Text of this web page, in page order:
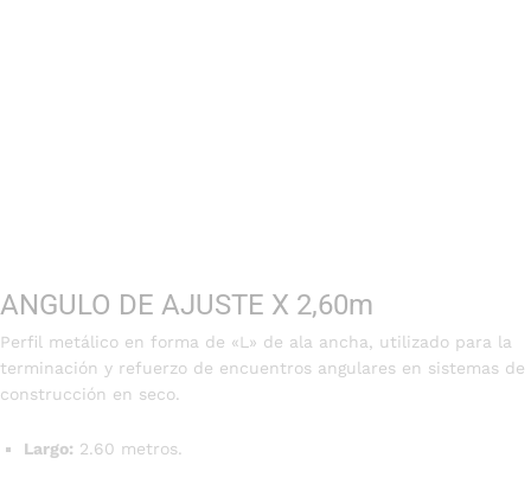
ANGULO DE AJUSTE X 2,60m
Perfil metálico en forma de «L» de ala ancha, utilizado para la
terminación y refuerzo de encuentros angulares en sistemas de
construcción en seco.
Largo: 2.60 metros.